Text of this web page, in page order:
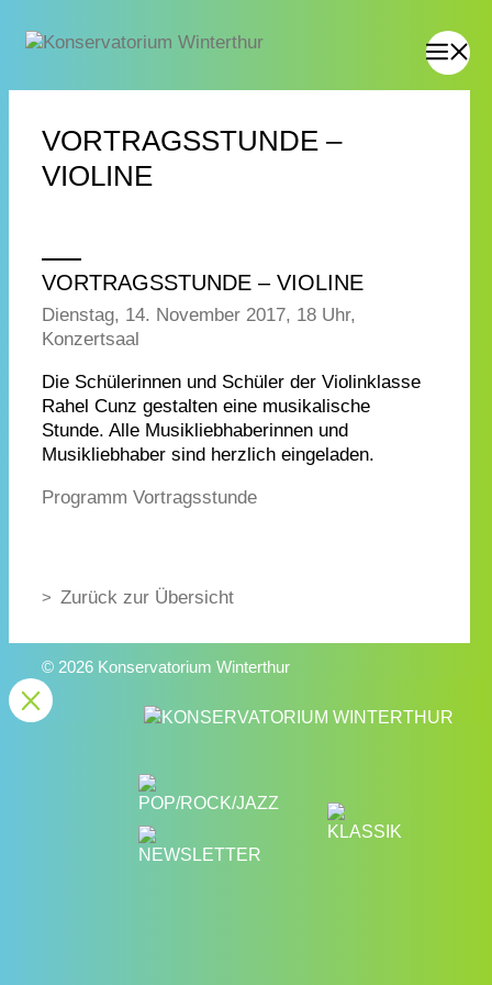
VORTRAGSSTUNDE –
VIOLINE
VORTRAGSSTUNDE – VIOLINE
Dienstag, 14. November 2017, 18 Uhr,
Konzertsaal
Die Schülerinnen und Schüler der Violinklasse
Rahel Cunz gestalten eine musikalische
Stunde. Alle Musikliebhaberinnen und
Musikliebhaber sind herzlich eingeladen.
Programm Vortragsstunde
Zurück zur Übersicht
© 2026 Konservatorium Winterthur